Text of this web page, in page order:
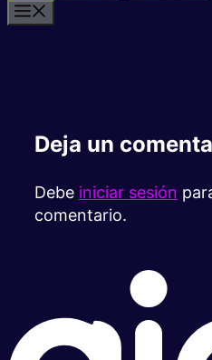
Deja un
Debe iniciar sesión
comentario.